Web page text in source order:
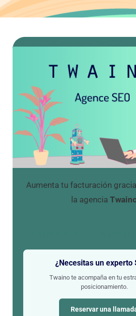
Aumenta tu facturación
la agencia
¿Necesitas un experto
Twaino te acompaña en tu
posicionamiento.
Reservar una